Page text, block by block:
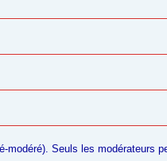
modéré). Seuls les modérateurs